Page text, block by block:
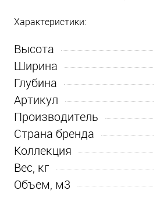
Характеристики:
Высота
Ширина
Глубина
Артикул
Производитель
Страна бренда
Коллекция
Вес, кг
Объем, м3